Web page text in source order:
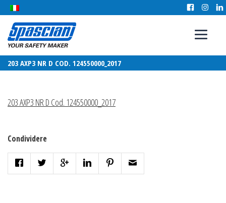
203 AXP3 NR D COD. 124550000_2017
203 AXP3 NR D Cod. 124550000_2017
Condividere